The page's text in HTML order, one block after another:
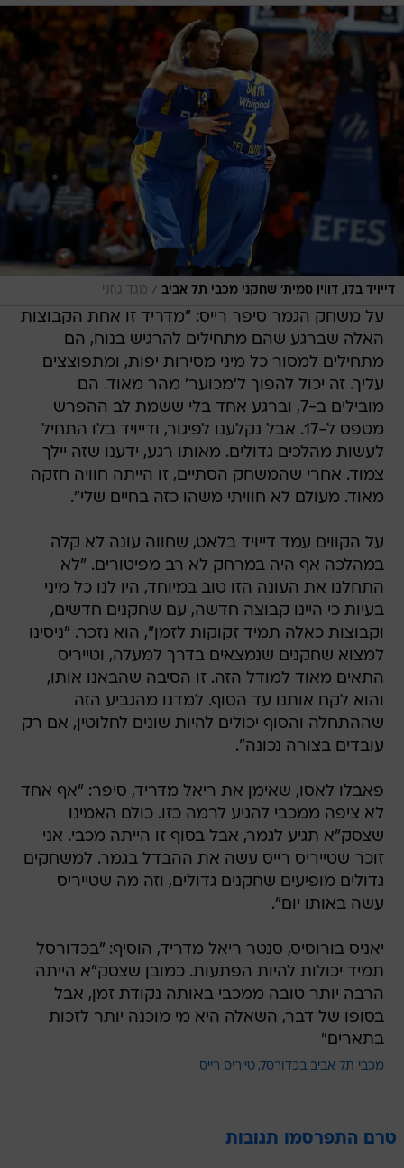
דייויד בלו, דווין סמית' שחקני מכבי תל אביב / מגד גוזני
על משחק הגמר סיפר רייס: "מדריד זו אחת הקבוצות
האלה שברגע שהם מתחילים להרגיש בנוח, הם
מתחילים למסור כל מיני מסירות יפות, ומתפוצצים
עליך. זה יכול להפוך ל'מכוער' מהר מאוד. הם
מובילים ב-7, וברגע אחד בלי ששמת לב ההפרש
מטפס ל-17. אבל נקלענו לפיגור, ודייויד בלו התחיל
לעשות מהלכים גדולים. מאותו רגע, ידענו שזה יילך
צמוד. אחרי שהמשחק הסתיים, זו הייתה חוויה חזקה
מאוד. מעולם לא חוויתי משהו כזה בחיים שלי".
על הקווים עמד דייויד בלאט, שחווה עונה לא קלה
במהלכה אף היה במרחק לא רב מפיטורים. "לא
התחלנו את העונה הזו טוב במיוחד, היו לנו כל מיני
בעיות כי היינו קבוצה חדשה, עם שחקנים חדשים,
וקבוצות כאלה תמיד זקוקות לזמן", הוא נזכר. "ניסינו
למצוא שחקנים שנמצאים בדרך למעלה, וטייריס
התאים מאוד למודל הזה. זו הסיבה שהבאנו אותו,
והוא לקח אותנו עד הסוף. למדנו מהגביע הזה
שההתחלה והסוף יכולים להיות שונים לחלוטין, אם רק
עובדים בצורה נכונה".
פאבלו לאסו, שאימן את ריאל מדריד, סיפר: "אף אחד
לא ציפה ממכבי להגיע לרמה כזו. כולם האמינו
שצסק"א תגיע לגמר, אבל בסוף זו הייתה מכבי. אני
זוכר שטייריס רייס עשה את ההבדל בגמר. למשחקים
גדולים מופיעים שחקנים גדולים, וזה מה שטייריס
עשה באותו יום".
יאניס בורוסיס, סנטר ריאל מדריד, הוסיף: "בכדורסל
תמיד יכולות להיות הפתעות. כמובן שצסק"א הייתה
הרבה יותר טובה ממכבי באותה נקודת זמן, אבל
בסופו של דבר, השאלה היא מי מוכנה יותר לזכות
בתארים"
מכבי תל אביב בכדורסל טייריס רייס
טרם התפרסמו תגובות